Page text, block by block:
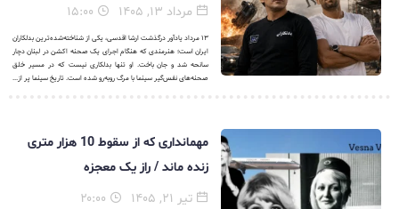
مرداد ۱۳, ۱۴۰۵
۱۳ مرداد یادآور درگذشت ارشا اقدسی، یکی از شناخته‌شده‌ترین بدلکاران
ایران است؛ هنرمندی که هنگام اجرای یک صحنه اکشن در لبنان دچار
سانحه شد و جان باخت. او تنها بدلکاری نیست که در مسیر خلق
صحنه‌های نفس‌گیر سینما با مرگ روبه‌رو شده است. تاریخ سینما پر از...
مهمانداری که از سقوط 10 هزار متری
زنده ماند / راز یک معجزه
تیر ۲۱, ۱۴۰۵